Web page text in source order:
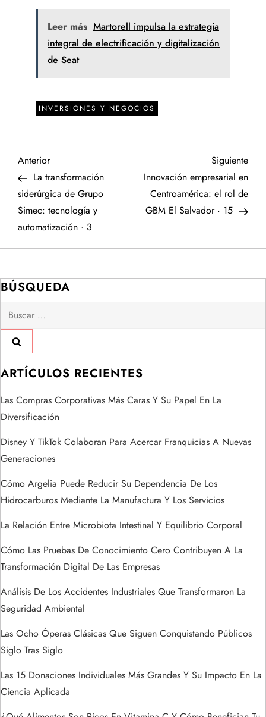
Leer más Martorell impulsa la estrategia
integral de electrificación y digitalización
de Seat
INVERSIONES Y NEGOCIOS
N
a
v
e
g
a
c
i
ó
n
d
e
n
t
r
a
d
a
s
Entrada
anterior
Anterior
La transformación
siderúrgica de Grupo
Simec: tecnología y
automatización · 3
Siguiente
Innovación empresarial en
Centroamérica: el rol de
GBM El Salvador · 15
BÚSQUEDA
Buscar:
ARTÍCULOS RECIENTES
Las Compras Corporativas Más Caras Y Su Papel En La
Diversificación
Disney Y TikTok Colaboran Para Acercar Franquicias A Nuevas
Generaciones
Cómo Argelia Puede Reducir Su Dependencia De Los
Hidrocarburos Mediante La Manufactura Y Los Servicios
La Relación Entre Microbiota Intestinal Y Equilibrio Corporal
Cómo Las Pruebas De Conocimiento Cero Contribuyen A La
Transformación Digital De Las Empresas
Análisis De Los Accidentes Industriales Que Transformaron La
Seguridad Ambiental
Las Ocho Óperas Clásicas Que Siguen Conquistando Públicos
Siglo Tras Siglo
Las 15 Donaciones Individuales Más Grandes Y Su Impacto En La
Ciencia Aplicada